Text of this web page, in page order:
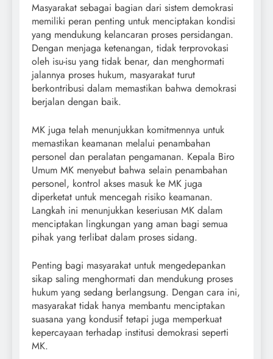
Masyarakat sebagai bagian dari sistem demokrasi
memiliki peran penting untuk menciptakan kondisi
yang mendukung kelancaran proses persidangan.
Dengan menjaga ketenangan, tidak terprovokasi
oleh isu-isu yang tidak benar, dan menghormati
jalannya proses hukum, masyarakat turut
berkontribusi dalam memastikan bahwa demokrasi
berjalan dengan baik.
MK juga telah menunjukkan komitmennya untuk
memastikan keamanan melalui penambahan
personel dan peralatan pengamanan. Kepala Biro
Umum MK menyebut bahwa selain penambahan
personel, kontrol akses masuk ke MK juga
diperketat untuk mencegah risiko keamanan.
Langkah ini menunjukkan keseriusan MK dalam
menciptakan lingkungan yang aman bagi semua
pihak yang terlibat dalam proses sidang.
Penting bagi masyarakat untuk mengedepankan
sikap saling menghormati dan mendukung proses
hukum yang sedang berlangsung. Dengan cara ini,
masyarakat tidak hanya membantu menciptakan
suasana yang kondusif tetapi juga memperkuat
kepercayaan terhadap institusi demokrasi seperti
MK.